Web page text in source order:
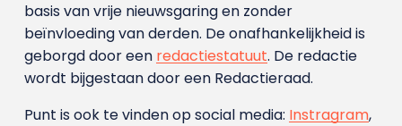
basis van vrije nieuwsgaring en zonder
beïnvloeding van derden. De onafhankelijkheid is
geborgd door een redactiestatuut. De redactie
wordt bijgestaan door een Redactieraad.
Punt is ook te vinden op social media: Instragram,